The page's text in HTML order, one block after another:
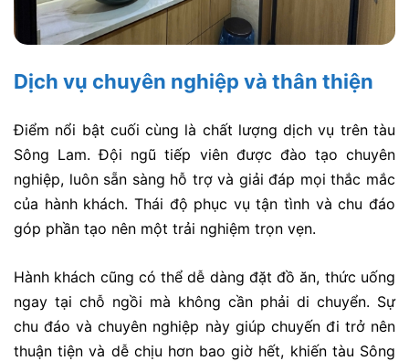
Dịch vụ chuyên nghiệp và thân thiện
Điểm nổi bật cuối cùng là chất lượng dịch vụ trên tàu
Sông Lam. Đội ngũ tiếp viên được đào tạo chuyên
nghiệp, luôn sẵn sàng hỗ trợ và giải đáp mọi thắc mắc
của hành khách. Thái độ phục vụ tận tình và chu đáo
góp phần tạo nên một trải nghiệm trọn vẹn.
Hành khách cũng có thể dễ dàng đặt đồ ăn, thức uống
ngay tại chỗ ngồi mà không cần phải di chuyển. Sự
chu đáo và chuyên nghiệp này giúp chuyến đi trở nên
thuận tiện và dễ chịu hơn bao giờ hết, khiến tàu Sông